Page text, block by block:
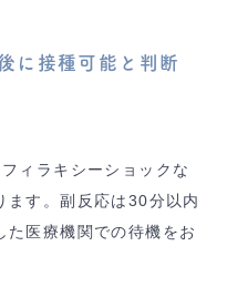
に接種可能と判断
ィラキシーショックな
ます。副反応は30分以内
た医療機関での待機をお